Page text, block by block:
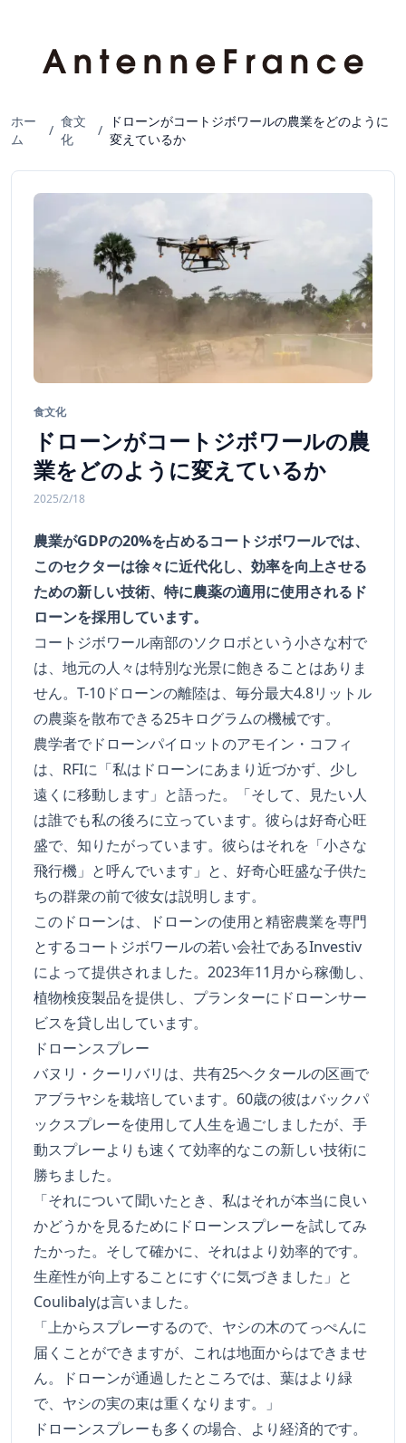
ホー
ム
/
食文
化
/
ドローンがコートジボワールの農業をどのように
変えているか
食文化
ドローンがコートジボワールの農
業をどのように変えているか
2025/2/18
農業がGDPの20%を占めるコートジボワールでは、
このセクターは徐々に近代化し、効率を向上させる
ための新しい技術、特に農薬の適用に使用されるド
ローンを採用しています。
コートジボワール南部のソクロボという小さな村で
は、地元の人々は特別な光景に飽きることはありま
せん。T-10ドローンの離陸は、毎分最大4.8リットル
の農薬を散布できる25キログラムの機械です。
農学者でドローンパイロットのアモイン・コフィ
は、RFIに「私はドローンにあまり近づかず、少し
遠くに移動します」と語った。「そして、見たい人
は誰でも私の後ろに立っています。彼らは好奇心旺
盛で、知りたがっています。彼らはそれを「小さな
飛行機」と呼んでいます」と、好奇心旺盛な子供た
ちの群衆の前で彼女は説明します。
このドローンは、ドローンの使用と精密農業を専門
とするコートジボワールの若い会社であるInvestiv
によって提供されました。2023年11月から稼働し、
植物検疫製品を提供し、プランターにドローンサー
ビスを貸し出しています。
ドローンスプレー
バヌリ・クーリバリは、共有25ヘクタールの区画で
アブラヤシを栽培しています。60歳の彼はバックパ
ックスプレーを使用して人生を過ごしましたが、手
動スプレーよりも速くて効率的なこの新しい技術に
勝ちました。
「それについて聞いたとき、私はそれが本当に良い
かどうかを見るためにドローンスプレーを試してみ
たかった。そして確かに、それはより効率的です。
生産性が向上することにすぐに気づきました」と
Coulibalyは言いました。
「上からスプレーするので、ヤシの木のてっぺんに
届くことができますが、これは地面からはできませ
ん。ドローンが通過したところでは、葉はより緑
で、ヤシの実の束は重くなります。」
ドローンスプレーも多くの場合、より経済的です。